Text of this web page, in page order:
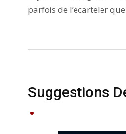
parfois de l’écarteler
Suggestions